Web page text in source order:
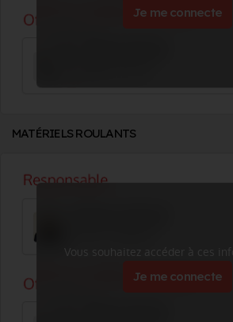
Je me connecte
MATÉRIELS ROULANTS
Vous souhaitez accéder à ces
Je me connecte